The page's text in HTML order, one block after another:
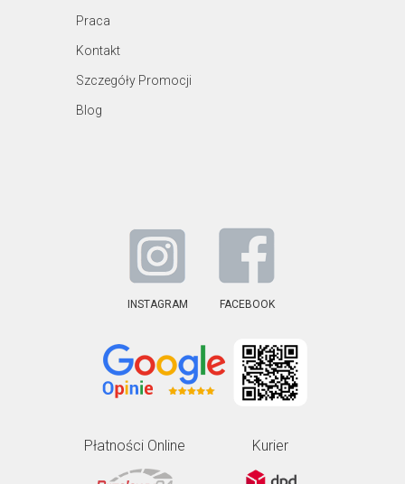
Praca
Kontakt
Szczegóły Promocji
Blog
INSTAGRAM FACEBOOK
Płatności Online Kurier